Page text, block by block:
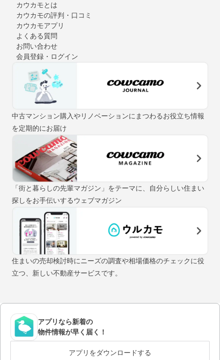
カウカモとは
カウカモの評判・口コミ
カウカモアプリ
よくある質問
お問い合わせ
会員登録・ログイン
中古マンション購入やリノベーションにまつわるお役立ち情報
を定期的にお届け
「街と暮らしの先輩マガジン」をテーマに、自分らしい住まい
探しをお手伝いするウェブマガジン
住まいの売却検討時にニーズの調査や相場価格のチェックに役
立つ、新しい不動産サービスです。
アプリなら新着の
物件情報が早く届く！
アプリをダウンロードする